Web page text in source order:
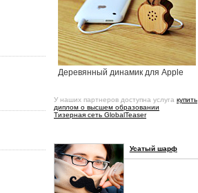
Деревянный динамик для Apple
У наших партнеров доступна услуга купить
диплом о высшем образовании
Тизерная сеть GlobalTeaser
Усатый шарф